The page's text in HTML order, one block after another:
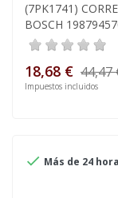
(7PK1741)
BOSCH
18,68 € 44,47
Impuestos incluidos
 Más de 24